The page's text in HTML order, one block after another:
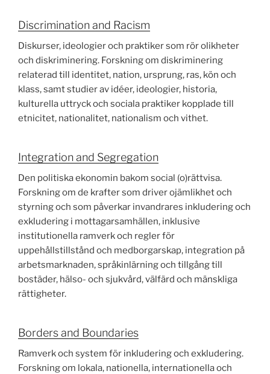
Discrimination and Racism
Diskurser, ideologier och praktiker som rör olikheter
och diskriminering. Forskning om diskriminering
relaterad till identitet, nation, ursprung, ras, kön och
klass, samt studier av idéer, ideologier, historia,
kulturella uttryck och sociala praktiker kopplade till
etnicitet, nationalitet, nationalism och vithet.
Integration and Segregation
Den politiska ekonomin bakom social (o)rättvisa.
Forskning om de krafter som driver ojämlikhet och
styrning och som påverkar invandrares inkludering och
exkludering i mottagarsamhällen, inklusive
institutionella ramverk och regler för
uppehållstillstånd och medborgarskap, integration på
arbetsmarknaden, språkinlärning och tillgång till
bostäder, hälso- och sjukvård, välfärd och mänskliga
rättigheter.
Borders and Boundaries
Ramverk och system för inkludering och exkludering.
Forskning om lokala, nationella, internationella och